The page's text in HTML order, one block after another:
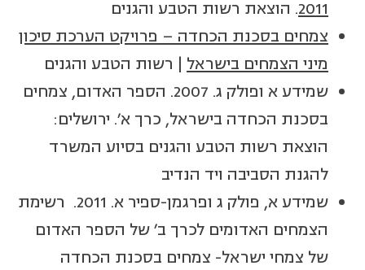
2011. הוצאת רשות הטבע והגנים
צמחים בסכנת הכחדה – פרויקט הערכת סיכון
מיני הצמחים בישראל | רשות הטבע והגנים
שמידע א ופולק ג. 2007. הספר האדום, צמחים
בסכנת הכחדה בישראל, כרך א'. ירושלים:
הוצאת רשות הטבע והגנים בסיוע המשרד
להגנת הסביבה ויד הנדיב
שמידע א, פולק ג ופרגמן-ספיר א. 2011. רשימת
הצמחים האדומים לכרך ב' של הספר האדום
של צמחי ישראל- צמחים בסכנת הכחדה